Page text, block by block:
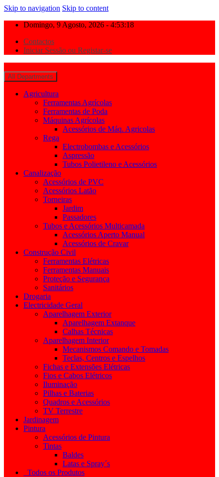
Skip to navigation Skip to content
Domingo, 9 Agosto, 2026 - 4:53:18
Contactos
Iniciar Sessão ou Registar-se
All Departments
Agricultura
Ferramentas Agrícolas
Ferramentas de Poda
Máquinas Agrícolas
Acessórios de Máq. Agricolas
Rega
Electrobombas e Acessórios
Aspressão
Tubos Polietileno e Acessórios
Canalização
Acessórios de PVC
Acessórios Latão
Torneiras
Jardim
Passadores
Tubos e Acessórios Multicamada
Acessórios Aperto Manual
Acessórios de Cravar
Construção Civil
Ferramentas Elétricas
Ferramentas Manuais
Proteção e Segurança
Sanitários
Drogaria
Electricidade Geral
Aparelhagem Exterior
Aparelhagem Extanque
Calhas Técnicas
Aparelhagem Interior
Mecanismos Comando e Tomadas
Teclas, Centros e Espelhos
Fichas e Extensões Elétricas
Fios e Cabos Elétricos
Iluminação
Pilhas e Baterias
Quadros e Acessórios
TV Terrestre
Jardinagem
Pintura
Acessórios de Pintura
Tintas
Baldes
Latas e Spray´s
Todos os Produtos